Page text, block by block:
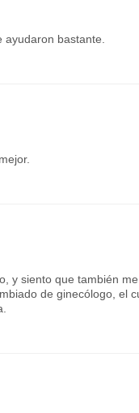
bastante.
y siento que también me
de ginecólogo, el